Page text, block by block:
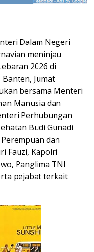
Dalam Negeri
meninjau
2026 di
Jumat
bersama Menteri
Manusia dan
Perhubungan
Budi Gunadi
dan
Fauzi, Kapolri
Panglima TNI
pejabat terkait